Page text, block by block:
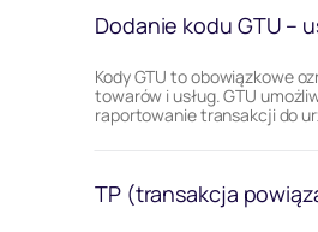
Dodanie kodu GTU –
Kody GTU to obowiązkowe
towarów i usług. GTU
raportowanie transakcji do
TP (transakcja